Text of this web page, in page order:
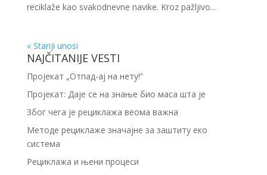
reciklaže kao svakodnevne navike. Kroz pažljivo...
« Stariji unosi
NAJČITANIJE VESTI
Пројекат „Отпад-ај на нету!“
Пројекат: Даје се на знање био маса шта је
Због чега је рециклажа веома важна
Методе рециклаже значајне за заштиту еко
система
Рециклажа и њени процеси